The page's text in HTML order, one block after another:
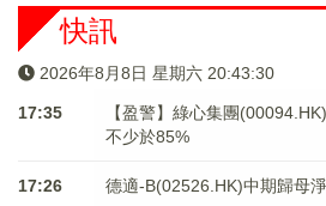
快訊
2026年8月8日 星期六 20:43:30
17:35
【盈警】綠心集團
不少於85%
17:26 德適-B(02526.HK)中期歸母